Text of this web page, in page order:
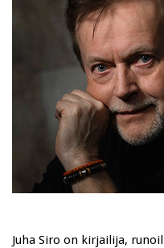
Juha Siro on kirjailija,